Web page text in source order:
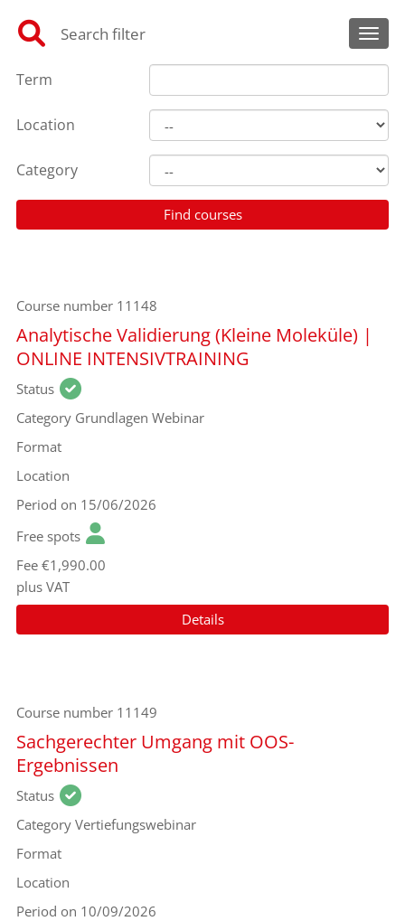
Search filter
Term
Location
Category
Course number 11148
Analytische Validierung (Kleine Moleküle) |
ONLINE INTENSIVTRAINING
Status
Category Grundlagen Webinar
Format
Location
Period on 15/06/2026
Free spots
Fee €1,990.00
plus VAT
Details
Course number 11149
Sachgerechter Umgang mit OOS-
Ergebnissen
Status
Category Vertiefungswebinar
Format
Location
Period on 10/09/2026